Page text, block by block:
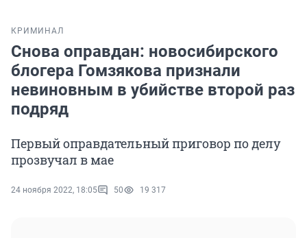
КРИМИНАЛ
Снова оправдан: новосибирского
блогера Гомзякова признали
невиновным в убийстве второй раз
подряд
Первый оправдательный приговор по делу
прозвучал в мае
24 ноября 2022, 18:05 50 19 317